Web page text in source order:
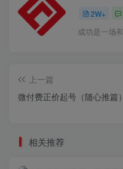
2W+
成功是一场
上一篇
微付费正价起号（随心推篇
相关推荐